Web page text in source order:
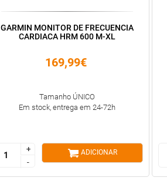
GARMIN MONITOR DE FRECUENCIA
CARDIACA HRM 600 M-XL
169,99€
Tamanho ÚNICO
Em stock, entrega em 24-72h
+
-
+
-
ADICIONAR